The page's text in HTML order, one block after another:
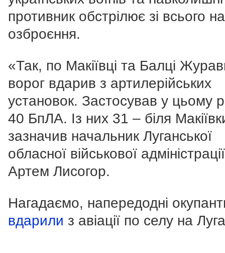
противник обстрілює зі всього
озброєння.
«Так, по Макіївці та Балці
ворог вдарив з артилерійських
установок. Застосував у цьому
40 БпЛА. Із них 31 – біля
зазначив начальник Луганської
обласної військової адміністрації
Артем Лисогор.
Нагадаємо, напередодні
вдарили з авіації по селу на